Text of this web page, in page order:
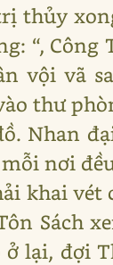
thủy
“, Công
vội vã
thư
Nhan
nơi
khai
Sách
ở lại, đợi